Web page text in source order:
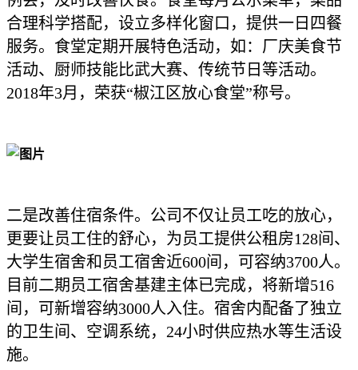
合理科学搭配，设立多样化窗口，提供一日四餐
服务。食堂定期开展特色活动，如：厂庆美食节
活动、厨师技能比武大赛、传统节日等活动。
2018年3月，荣获“椒江区放心食堂”称号。
二是改善住宿条件。公司不仅让员工吃的放心，
更要让员工住的舒心，为员工提供公租房128间、
大学生宿舍和员工宿舍近600间，可容纳3700人。
目前二期员工宿舍基建主体已完成，将新增516
间，可新增容纳3000人入住。宿舍内配备了独立
的卫生间、空调系统，24小时供应热水等生活设
施。